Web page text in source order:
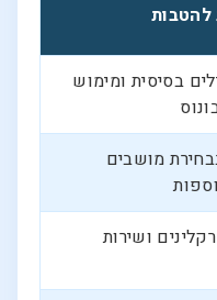
להטבות
בסיסית ומימוש
מושבים
ושירות